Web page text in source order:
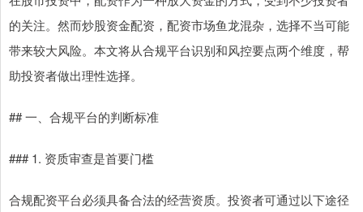
的关注。然而炒股资金配资，配资市场鱼龙混杂，选择不当可能
带来较大风险。本文将从合规平台识别和风控要点两个维度，帮
助投资者做出理性选择。
## 一、合规平台的判断标准
### 1. 资质审查是首要门槛
合规配资平台必须具备合法的经营资质。投资者可通过以下途径